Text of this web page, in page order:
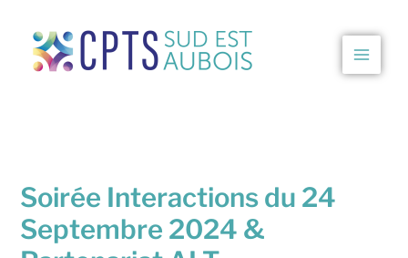
contenu
Soirée Interactions du 24
Septembre 2024 &